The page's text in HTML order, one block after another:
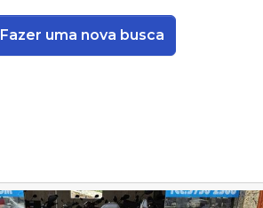
Fazer uma nova busca